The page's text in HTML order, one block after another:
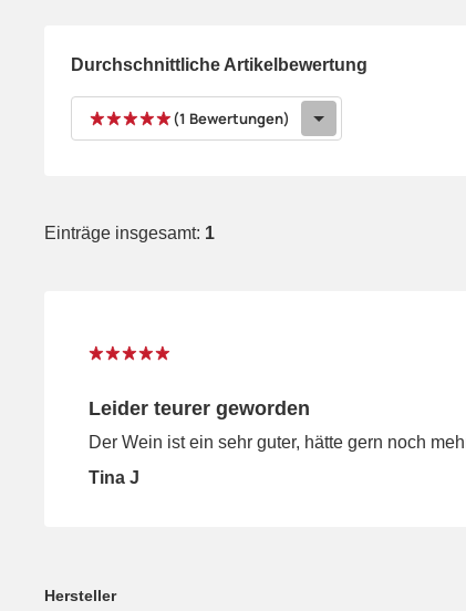
Durchschnittliche Artikelbewertung
(1 Bewertungen)
Einträge insgesamt: 1
Leider teurer geworden
Der Wein ist ein sehr guter, hätte gern noch
Tina J
Hersteller